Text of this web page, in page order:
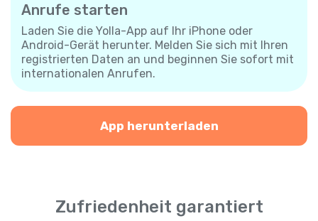
Anrufe starten
Laden Sie die Yolla-App auf Ihr iPhone oder
Android-Gerät herunter. Melden Sie sich mit Ihren
registrierten Daten an und beginnen Sie sofort mit
internationalen Anrufen.
App herunterladen
Zufriedenheit garantiert